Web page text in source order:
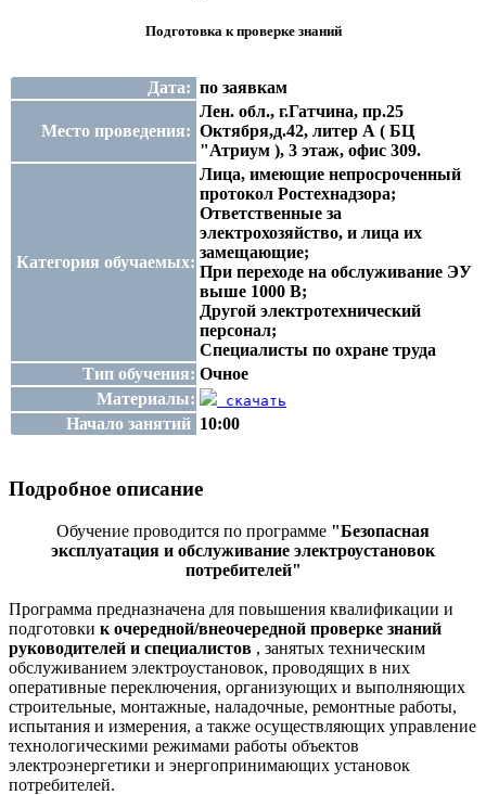
Подготовка к проверке знаний
Дата: по заявкам
Место проведения:
Лен. обл., г.Гатчина, пр.25
Октября,д.42, литер А ( БЦ
"Атриум ), 3 этаж, офис 309.
Категория обучаемых:
Лица, имеющие непросроченный
протокол Ростехнадзора;
Ответственные за
электрохозяйство, и лица их
замещающие;
При переходе на обслуживание ЭУ
выше 1000 В;
Другой электротехнический
персонал;
Специалисты по охране труда
Тип обучения: Очное
Материалы:
скачать
Начало занятий 10:00
Подробное описание
Обучение проводится по программе "Безопасная
эксплуатация и обслуживание электроустановок
потребителей"
Программа предназначена для повышения квалификации и
подготовки к очередной/внеочередной проверке знаний
руководителей и специалистов , занятых техническим
обслуживанием электроустановок, проводящих в них
оперативные переключения, организующих и выполняющих
строительные, монтажные, наладочные, ремонтные работы,
испытания и измерения, а также осуществляющих управление
технологическими режимами работы объектов
электроэнергетики и энергопринимающих установок
потребителей.